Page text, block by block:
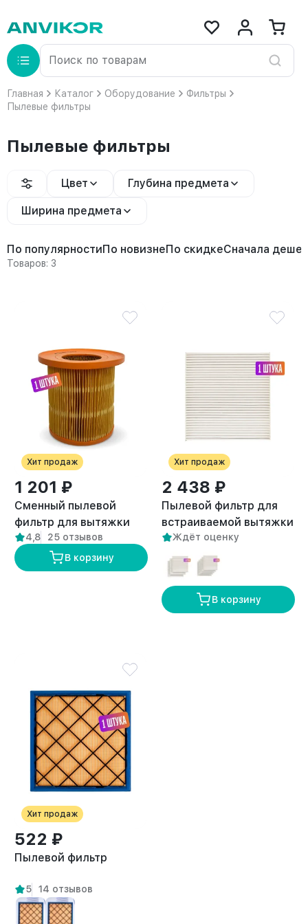
Главная Каталог Оборудование
Фильтры
Пылевые фильтры
Пылевые фильтры
Цвет Глубина предмета
Ширина предмета
По популярностиПо новизнеПо скидкеСначала
Товаров: 3
Хит продаж
1 201 ₽
Сменный пылевой
фильтр для вытяжки
DUO 1 шт
4,8
25 отзывов
В корзину
Хит продаж
2 438 ₽
Пылевой фильтр для
встраиваемой вытяжки
Anvikor FLOW
Ждёт оценку
В корзину
Хит продаж
522 ₽
Пылевой фильтр
5 14 отзывов